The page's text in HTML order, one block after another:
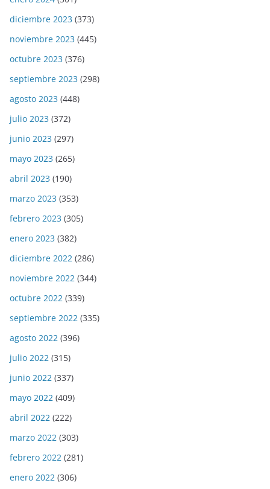
diciembre 2023 (373)
noviembre 2023 (445)
octubre 2023 (376)
septiembre 2023 (298)
agosto 2023 (448)
julio 2023 (372)
junio 2023 (297)
mayo 2023 (265)
abril 2023 (190)
marzo 2023 (353)
febrero 2023 (305)
enero 2023 (382)
diciembre 2022 (286)
noviembre 2022 (344)
octubre 2022 (339)
septiembre 2022 (335)
agosto 2022 (396)
julio 2022 (315)
junio 2022 (337)
mayo 2022 (409)
abril 2022 (222)
marzo 2022 (303)
febrero 2022 (281)
enero 2022 (306)